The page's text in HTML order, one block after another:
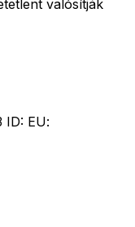
valósítják
ID: EU: